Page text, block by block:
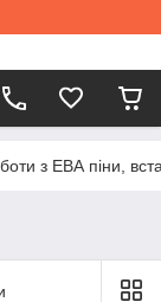
з ЕВА піни,